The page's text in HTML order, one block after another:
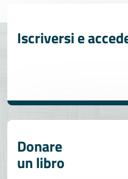
Iscriversi e
Donare
un libro